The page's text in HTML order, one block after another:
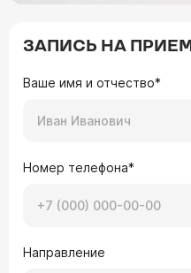
ЗАПИСЬ НА ПРИЕМ
Ваше имя и отчество*
Номер телефона*
Направление